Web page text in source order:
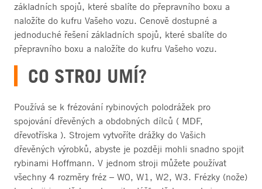
základních spojů, které sbalíte do přepravního boxu a
naložíte do kufru Vašeho vozu. Cenově dostupné a
jednoduché řešení základních spojů, které sbalíte do
přepravního boxu a naložíte do kufru Vašeho vozu.
CO STROJ UMÍ?
Používá se k frézování rybinových polodrážek pro
spojování dřevěných a obdobných dílců ( MDF,
dřevotříska ). Strojem vytvoříte drážky do Vašich
dřevěných výrobků, abyste je později mohli snadno spojit
rybinami Hoffmann. V jednom stroji můžete používat
všechny 4 rozměry fréz – W0, W1, W2, W3. Frézky (nože)